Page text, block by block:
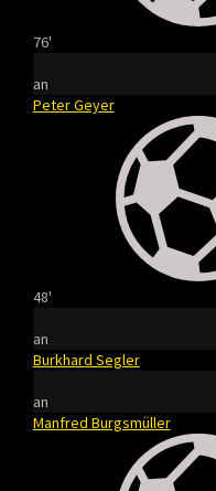
76'
an
Peter Geyer
48'
an
Burkhard Segler
an
Manfred Burgsmüller